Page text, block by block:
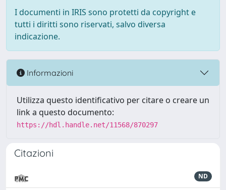
I documenti in IRIS sono protetti da copyright e
tutti i diritti sono riservati, salvo diversa
indicazione.
Informazioni
Utilizza questo identificativo per citare o creare un
link a questo documento:
https://hdl.handle.net/11568/870297
Citazioni
ND